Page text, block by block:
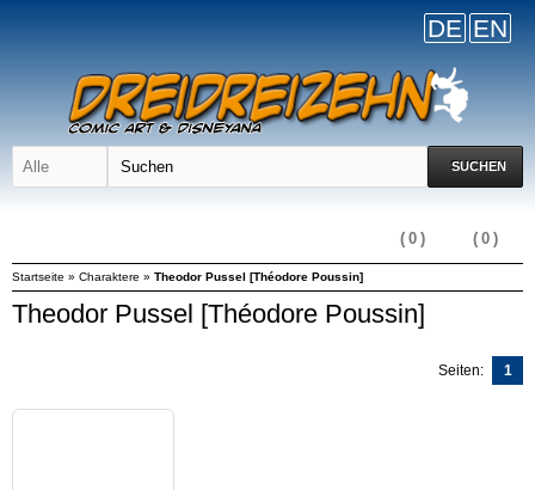
DE EN
SUCHEN
( 0 )
( 0 )
Startseite » Charaktere » Theodor Pussel [Théodore Poussin]
Theodor Pussel [Théodore Poussin]
Seiten: 1